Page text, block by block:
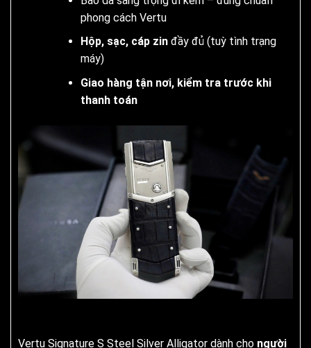
phong cách Vertu
Hộp, sạc, cáp zinđầy đủ (tuỳ tình trạng
máy)
Giao hàng tận nơi, kiểm tra trước khi
thanh toán
Vertu Signature S Steel Silver Alligator dành cho người